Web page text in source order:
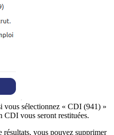
vous sélectionnez « CDI (941) »
CDI vous seront restituées.
résultats, vous pouvez supprimer